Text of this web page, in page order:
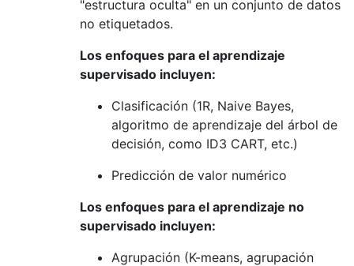
"estructura oculta" en un conjunto de datos
no etiquetados.
Los enfoques para el aprendizaje
supervisado incluyen:
Clasificación (1R, Naive Bayes,
algoritmo de aprendizaje del árbol de
decisión, como ID3 CART, etc.)
Predicción de valor numérico
Los enfoques para el aprendizaje no
supervisado incluyen:
Agrupación (K-means, agrupación